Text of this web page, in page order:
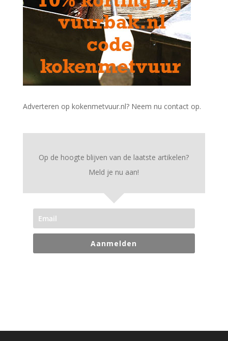
Adverteren op kokenmetvuur.nl? Neem nu contact op.
Op de hoogte blijven van de laatste artikelen?
Meld je nu aan!
Aanmelden